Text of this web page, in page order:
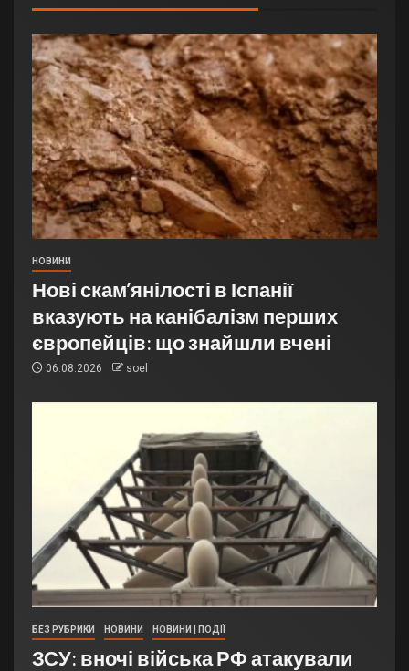
НОВИНИ
Нові скам’янілості в Іспанії
вказують на канібалізм перших
європейців: що знайшли вчені
06.08.2026 soel
БЕЗ РУБРИКИ НОВИНИ НОВИНИ | ПОДІЇ
ЗСУ: вночі війська РФ атакували